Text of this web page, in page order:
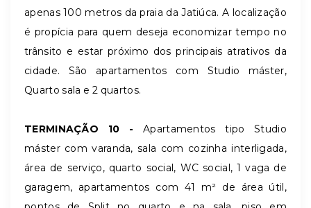
apenas 100 metros da praia da Jatiúca. A localização
é propícia para quem deseja economizar tempo no
trânsito e estar próximo dos principais atrativos da
cidade. São apartamentos com Studio máster,
Quarto sala e 2 quartos.
TERMINAÇÃO 10 - Apartamentos tipo Studio
máster com varanda, sala com cozinha interligada,
área de serviço, quarto social, WC social, 1 vaga de
garagem, apartamentos com 41 m² de área útil,